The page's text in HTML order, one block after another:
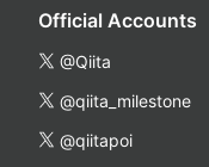
Official Accounts
@Qiita
@qiita_milestone
@qiitapoi